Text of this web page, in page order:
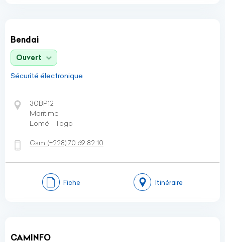
Bendai
Ouvert
Sécurité électronique
30BP12
Maritime
Lomé - Togo
Gsm:(+228)70 69 82 10
Fiche Itinéraire
CAMINFO